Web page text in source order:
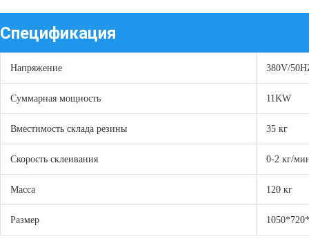
Спецификация
Напряжение 380V/
Суммарная мощность 11KW
Вместимость склада резины 35 кг
Скорость склеивания 0-2 кг/
Масса 120 кг
Размер